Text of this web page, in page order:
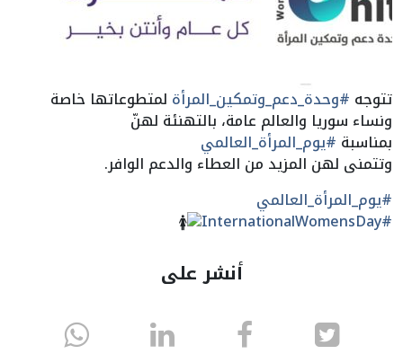
تتوجه #وحدة_دعم_وتمكين_المرأة لمتطوعاتها خاصة
ونساء سوريا والعالم عامة، بالتهنئة لهنّ
بمناسبة #يوم_المرأة_العالمي
وتتمنى لهن المزيد من العطاء والدعم الوافر.
#يوم_المرأة_العالمي
#InternationalWomensDay
أنشر على
انشر انشر انشر